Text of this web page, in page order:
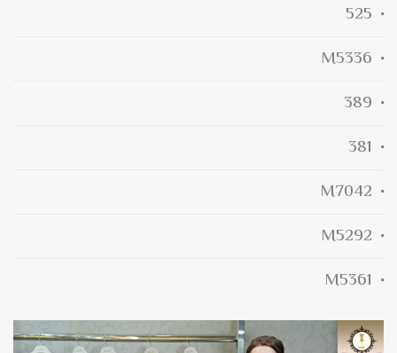
525
M5336
389
381
M7042
M5292
M5361